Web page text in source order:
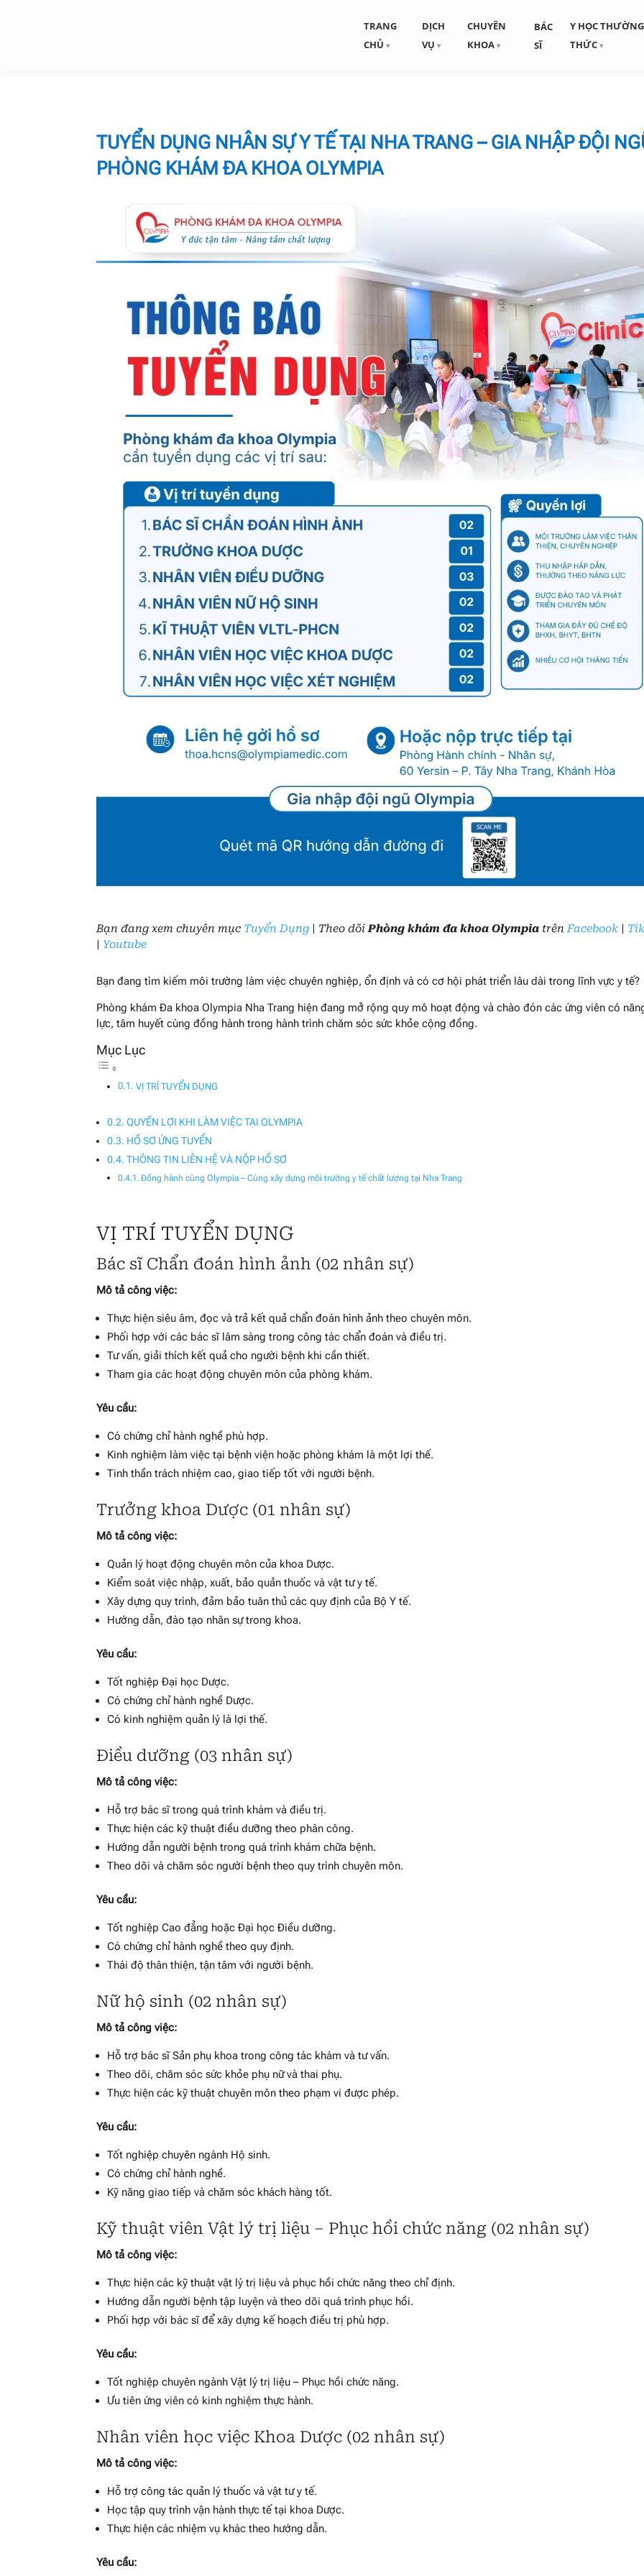
TRANG
CHỦ
DỊCH
VỤ
CHUYÊN
KHOA
BÁC
SĨ
Y HỌC THƯỜNG
THỨC
TUYỂN DỤNG NHÂN SỰ Y TẾ TẠI NHA TRANG – GIA NHẬP ĐỘI
PHÒNG KHÁM ĐA KHOA OLYMPIA
Bạn đang xem chuyên mục Tuyển Dụng | Theo dõiPhòng khám đa khoa Olympia trênFacebook |
| Youtube
Bạn đang tìm kiếm môi trường làm việc chuyên nghiệp, ổn định và có cơ hội phát triển lâu dài trong lĩnh vực y tế?
Phòng khám Đa khoa Olympia Nha Trang hiện đang mở rộng quy mô hoạt động và chào đón các ứng viên có
lực, tâm huyết cùng đồng hành trong hành trình chăm sóc sức khỏe cộng đồng.
VỊ TRÍ TUYỂN DỤNG
QUYỀN LỢI KHI LÀM VIỆC TẠI OLYMPIA
HỒ SƠ ỨNG TUYỂN
THÔNG TIN LIÊN HỆ VÀ NỘP HỒ SƠ
Đồng hành cùng Olympia – Cùng xây dựng môi trường y tế chất lượng tại Nha Trang
VỊ TRÍ TUYỂN DỤNG
Bác sĩ Chẩn đoán hình ảnh (02 nhân sự)
Mô tả công việc:
Thực hiện siêu âm, đọc và trả kết quả chẩn đoán hình ảnh theo chuyên môn.
Phối hợp với các bác sĩ lâm sàng trong công tác chẩn đoán và điều trị.
Tư vấn, giải thích kết quả cho người bệnh khi cần thiết.
Tham gia các hoạt động chuyên môn của phòng khám.
Yêu cầu:
Có chứng chỉ hành nghề phù hợp.
Kinh nghiệm làm việc tại bệnh viện hoặc phòng khám là một lợi thế.
Tinh thần trách nhiệm cao, giao tiếp tốt với người bệnh.
Trưởng khoa Dược (01 nhân sự)
Mô tả công việc:
Quản lý hoạt động chuyên môn của khoa Dược.
Kiểm soát việc nhập, xuất, bảo quản thuốc và vật tư y tế.
Xây dựng quy trình, đảm bảo tuân thủ các quy định của Bộ Y tế.
Hướng dẫn, đào tạo nhân sự trong khoa.
Yêu cầu:
Tốt nghiệp Đại học Dược.
Có chứng chỉ hành nghề Dược.
Có kinh nghiệm quản lý là lợi thế.
Điều dưỡng (03 nhân sự)
Mô tả công việc:
Hỗ trợ bác sĩ trong quá trình khám và điều trị.
Thực hiện các kỹ thuật điều dưỡng theo phân công.
Hướng dẫn người bệnh trong quá trình khám chữa bệnh.
Theo dõi và chăm sóc người bệnh theo quy trình chuyên môn.
Yêu cầu:
Tốt nghiệp Cao đẳng hoặc Đại học Điều dưỡng.
Có chứng chỉ hành nghề theo quy định.
Thái độ thân thiện, tận tâm với người bệnh.
Nữ hộ sinh (02 nhân sự)
Mô tả công việc:
Hỗ trợ bác sĩ Sản phụ khoa trong công tác khám và tư vấn.
Theo dõi, chăm sóc sức khỏe phụ nữ và thai phụ.
Thực hiện các kỹ thuật chuyên môn theo phạm vi được phép.
Yêu cầu:
Tốt nghiệp chuyên ngành Hộ sinh.
Có chứng chỉ hành nghề.
Kỹ năng giao tiếp và chăm sóc khách hàng tốt.
Kỹ thuật viên Vật lý trị liệu – Phục hồi chức năng (02 nhân sự)
Mô tả công việc:
Thực hiện các kỹ thuật vật lý trị liệu và phục hồi chức năng theo chỉ định.
Hướng dẫn người bệnh tập luyện và theo dõi quá trình phục hồi.
Phối hợp với bác sĩ để xây dựng kế hoạch điều trị phù hợp.
Yêu cầu:
Tốt nghiệp chuyên ngành Vật lý trị liệu – Phục hồi chức năng.
Ưu tiên ứng viên có kinh nghiệm thực hành.
Nhân viên học việc Khoa Dược (02 nhân sự)
Mô tả công việc:
Hỗ trợ công tác quản lý thuốc và vật tư y tế.
Học tập quy trình vận hành thực tế tại khoa Dược.
Thực hiện các nhiệm vụ khác theo hướng dẫn.
Yêu cầu: